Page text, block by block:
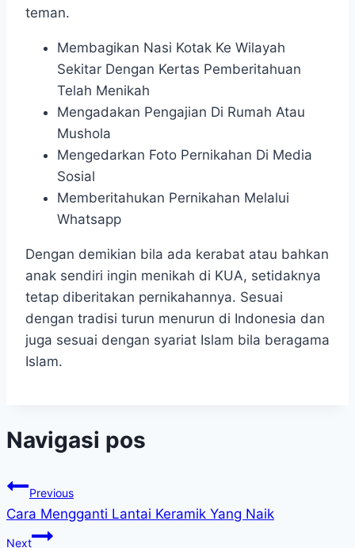
teman.
Membagikan Nasi Kotak Ke Wilayah
Sekitar Dengan Kertas Pemberitahuan
Telah Menikah
Mengadakan Pengajian Di Rumah Atau
Mushola
Mengedarkan Foto Pernikahan Di Media
Sosial
Memberitahukan Pernikahan Melalui
Whatsapp
Dengan demikian bila ada kerabat atau bahkan
anak sendiri ingin menikah di KUA, setidaknya
tetap diberitakan pernikahannya. Sesuai
dengan tradisi turun menurun di Indonesia dan
juga sesuai dengan syariat Islam bila beragama
Islam.
Navigasi pos
Previous
Cara Mengganti Lantai Keramik Yang Naik
Next